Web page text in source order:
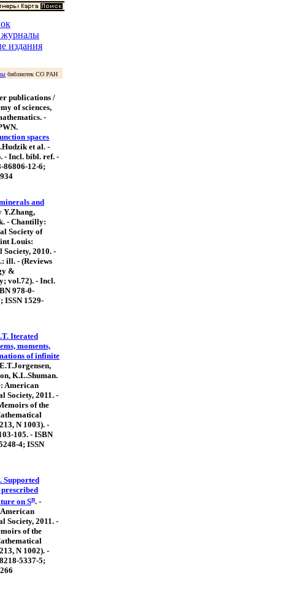
издания
библиотек СО РАН
publications /
of sciences,
-
spaces
et al. -
- Incl. bibl. ref. -
86806-12-6;
and
Y.Zhang,
- Chantilly:
Society of
Louis:
Society, 2010. -
ill. - (Reviews
&
vol.72). - Incl.
978-0-
ISSN 1529-
Iterated
moments,
of infinite
K.L.Shuman.
American
Society, 2011. -
of the
N 1003). -
105. - ISBN
4; ISSN
Supported
on Sn. -
Society, 2011. -
of the
N 1002). -
5337-5;